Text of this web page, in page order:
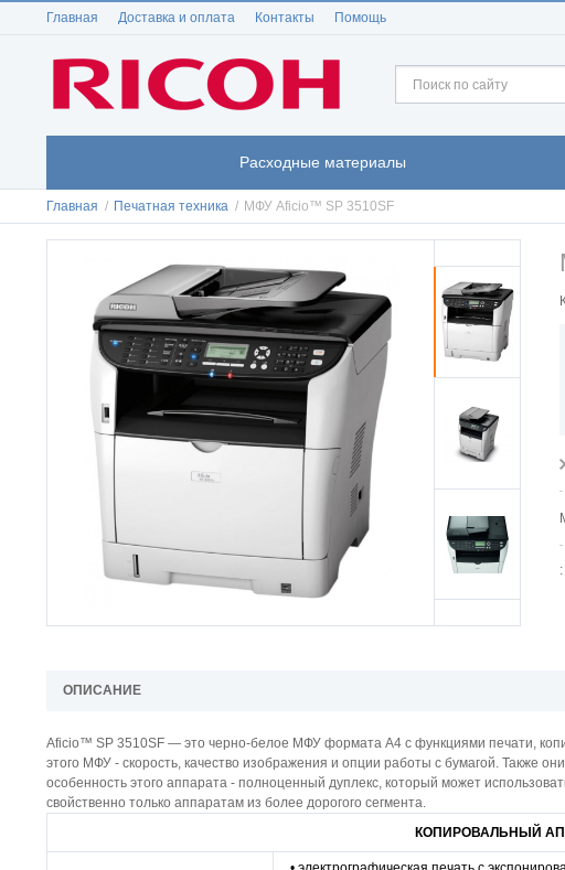
Главная Доставка и оплата Контакты Помощь
Расходные материалы
Главная / Печатная техника / МФУ Aficio™ SP 3510SF
:
ОПИСАНИЕ
Aficio™ SP 3510SF — это черно-белое МФУ формата А4 с функциями печати,
этого МФУ - скорость, качество изображения и опции работы с бумагой. Также
особенность этого аппарата - полноценный дуплекс, который может
свойственно только аппаратам из более дорогого сегмента.
КОПИРОВАЛЬНЫЙ